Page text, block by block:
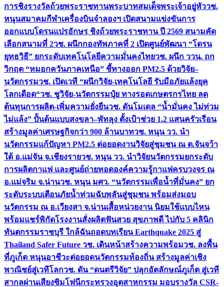
การชิงรางวัลถ้วยพระราชทานพระบาทสมเด็จพระเจ้าอยู่หัววช.
หนุนสมาคมกีฬาเครื่องบินจำลองฯ เปิดสนามแข่งขันการ
ออกแบบโดรนแปรอักษร ชิงถ้วยพระราชทาน ปี 2569 สนามคัด
เลือกสนามที่ 2วช. ผนึกกองทัพภาคที่ 2 เปิดศูนย์พัฒนา “โดรน
ยุทธวิธี” ยกระดับเทคโนโลยีความมั่นคงไทยวช. ผนึก ววน. ถก
วิกฤต “หมอกควันภาคเหนือ” ชี้ทางออก PM2.5 ด้วยวิจัย–
นวัตกรรมวช. เปิดเวที “ผนึกวิจัย-เทคโนโลยี รับมือภัยแล้งยุค
โลกเดือด“วช. ชูวิจัย-นวัตกรรมปุ๋ย ทางรอดเกษตรกรไทย ลด
ต้นทุนการผลิต-เพิ่มความยั่งยืนวช. ดันโมเดล “น้ำมั่นคง ไม่ท่วม
ไม่แล้ง” ปั้นต้นแบบสงขลา–พัทลุง ตั้งเป้าช่วย 1.2 แสนครัวเรือน
สร้างมูลค่าเศรษฐกิจกว่า 900 ล้านบาทวช. หนุน วว. นำ
นวัตกรรมแก้ปัญหา PM2.5 ต่อยอดงานวิจัยสู่ชุมชน ณ ต.จันจว้า
ใต้ อ.แม่จัน จ.เชียงรายวช. หนุน วว. นำวิจัยนวัตกรรมยกระดับ
การผลิตกาแฟ และศูนย์ถ่ายทอดองค์ความรู้กาแฟครบวงจร ณ
อ.แม่จริม จ.น่านวช. หนุน มศว. “นวัตกรรมเพื่อน้ำที่มั่นคง” ยก
ระดับระบบเตือนภัยน้ำท่วมฉับพลันสู่ชุมชน พร้อมส่งมอบ
นวัตกรรม ณ อ.เวียงสา จ.น่านเสื้อหน่วยงาน นิยมใช้แบบไหน
พร้อมแชร์พิกัดโรงงานสั่งผลิตฟันสวย สุขภาพดี ไปกับ 5 คลินิก
ทันตกรรมราชบุรี ใกล้ฉันถอดบทเรียน Earthquake 2025 สู่
Thailand Safer Future วช. เดินหน้าสร้างความพร้อมวช. ลงพื้น
ที่ภูเก็ต หนุนอาชีวะต่อยอดนวัตกรรมท้องถิ่น สร้างมูลค่าเชิง
พาณิชย์สู่เวทีโลกวช. ดัน “ดนตรีวิจัย” ปลุกอัตลักษณ์ภูเก็ต สู่เวที
สากลผ่านเสียงซิมโฟนีกระทรวงอุตสาหกรรม มอบรางวัล CSR-